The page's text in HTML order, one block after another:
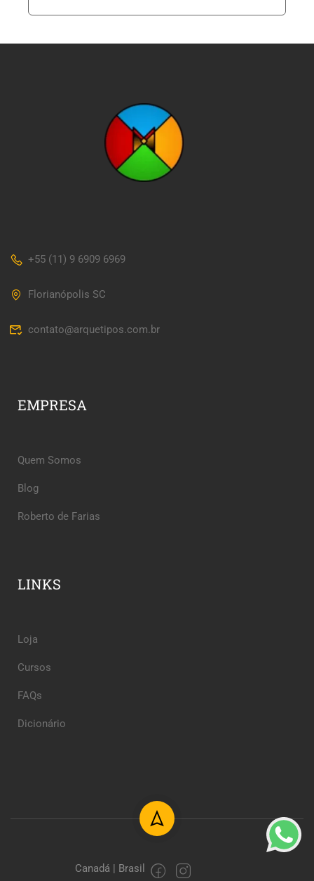
+55 (11) 9 6909 6969
Florianópolis SC
contato@arquetipos.com.br
EMPRESA
Quem Somos
Blog
Roberto de Farias
LINKS
Loja
Cursos
FAQs
Dicionário
Canadá | Brasil